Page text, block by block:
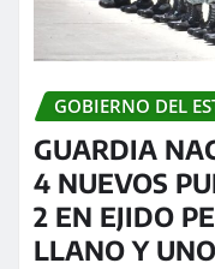
GOBIERNO DEL
GUARDIA
4 NUEVOS
2 EN EJIDO
LLANO Y